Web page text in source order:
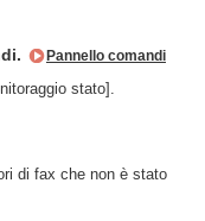
Pannello comandi
stato].
di fax che non è stato